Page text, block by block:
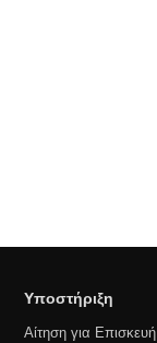
Υποστήριξη
Αίτηση για Επισκευή